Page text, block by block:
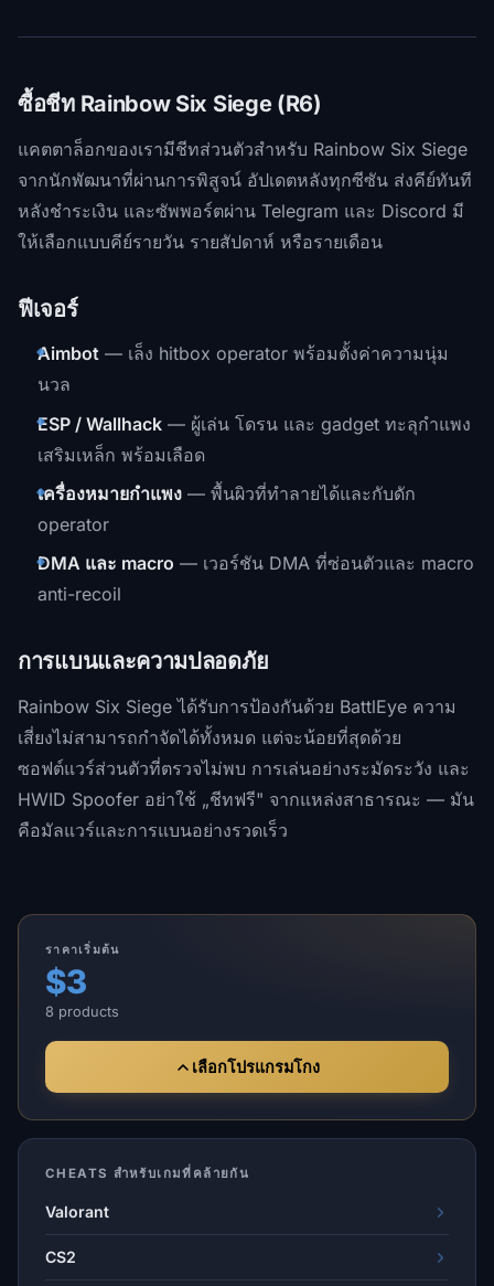
ซื้อชีท Rainbow Six Siege (R6)
แคตตาล็อกของเรามีชีทส่วนตัวสำหรับ Rainbow Six Siege
จากนักพัฒนาที่ผ่านการพิสูจน์ อัปเดตหลังทุกซีซัน ส่งคีย์ทันที
หลังชำระเงิน และซัพพอร์ตผ่าน Telegram และ Discord มี
ให้เลือกแบบคีย์รายวัน รายสัปดาห์ หรือรายเดือน
ฟีเจอร์
Aimbot — เล็ง hitbox operator พร้อมตั้งค่าความนุ่ม
นวล
ESP / Wallhack — ผู้เล่น โดรน และ gadget ทะลุกำแพง
เสริมเหล็ก พร้อมเลือด
เครื่องหมายกำแพง — พื้นผิวที่ทำลายได้และกับดัก
operator
DMA และ macro — เวอร์ชัน DMA ที่ซ่อนตัวและ macro
anti-recoil
การแบนและความปลอดภัย
Rainbow Six Siege ได้รับการป้องกันด้วย BattlEye ความ
เสี่ยงไม่สามารถกำจัดได้ทั้งหมด แต่จะน้อยที่สุดด้วย
ซอฟต์แวร์ส่วนตัวที่ตรวจไม่พบ การเล่นอย่างระมัดระวัง และ
HWID Spoofer อย่าใช้ „ชีทฟรี" จากแหล่งสาธารณะ — มัน
คือมัลแวร์และการแบนอย่างรวดเร็ว
ราคาเริ่มต้น
$3
8 products
เลือกโปรแกรมโกง
CHEATS สำหรับเกมที่คล้ายกัน
Valorant
CS2